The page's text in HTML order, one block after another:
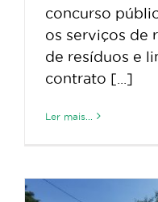
concurso
os serviços de
de resíduos e
contrato [...]
Ler mais...